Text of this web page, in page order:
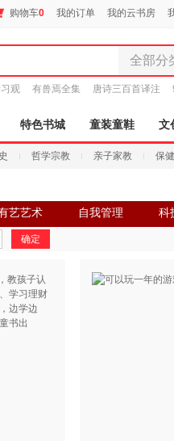
购物车0 我的订单 我的云书房
全部分
全部分类
图书
电子书
音像
时尚美妆
母婴用品
童装童鞋
观 有兽焉全集 唐诗三百首译注
特色书城 童装童鞋 文
哲学宗教 亲子家教 保
艺艺术 自我管理 科